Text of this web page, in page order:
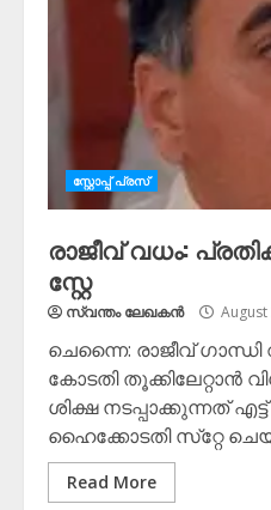
സ്റ്റോപ്പ്‌ പ്രസ്‌
രാജീവ് വധം:
സ്റ്റേ
സ്വന്തം ലേഖകന്‍ August
ചെന്നൈ: രാജീവ്
കോടതി തൂക്കിലേറ്റാന്‍
ശിക്ഷ നടപ്പാക്കുന്നത്
ഹൈക്കോടതി സ്‌റ്റേ
Read More